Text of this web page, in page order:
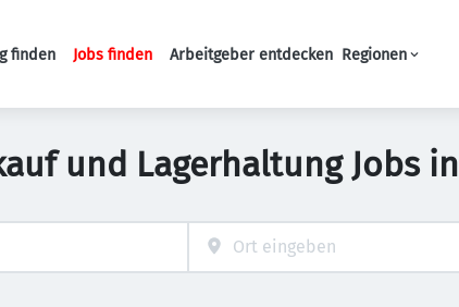
Haupt-Navigation
finden Jobs finden Arbeitgeber entdecken Regionen
und Lagerhaltung Jobs